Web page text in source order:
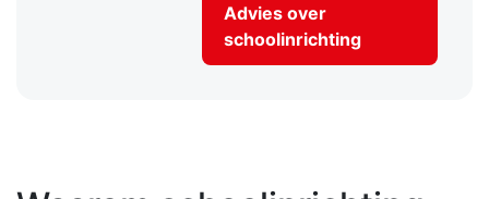
Advies over
schoolinrichting